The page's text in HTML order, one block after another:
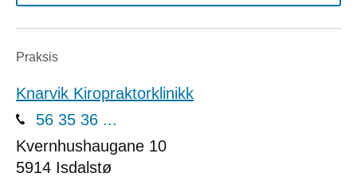
Praksis
Knarvik Kiropraktorklinikk
56 35 36 ...
Kvernhushaugane 10
5914 Isdalstø